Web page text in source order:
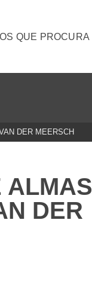
QUE PROCURA
DER MEERSCH
ALMAS
DER